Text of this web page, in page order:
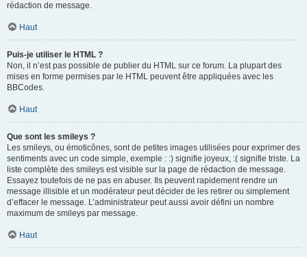
rédaction de message.
Haut
Puis-je utiliser le HTML ?
Non, il n’est pas possible de publier du HTML sur ce forum. La plupart des
mises en forme permises par le HTML peuvent être appliquées avec les
BBCodes.
Haut
Que sont les smileys ?
Les smileys, ou émoticônes, sont de petites images utilisées pour exprimer des
sentiments avec un code simple, exemple : :) signifie joyeux, :( signifie triste. La
liste complète des smileys est visible sur la page de rédaction de message.
Essayez toutefois de ne pas en abuser. Ils peuvent rapidement rendre un
message illisible et un modérateur peut décider de les retirer ou simplement
d’effacer le message. L’administrateur peut aussi avoir défini un nombre
maximum de smileys par message.
Haut